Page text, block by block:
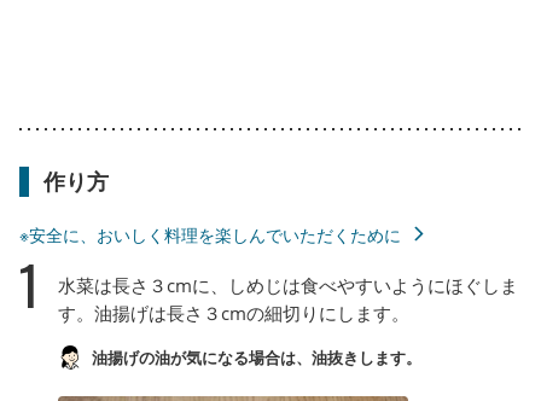
作り方
※安全に、おいしく料理を楽しんでいただくために
1
水菜は長さ３cmに、しめじは食べやすいようにほぐしま
す。油揚げは長さ３cmの細切りにします。
油揚げの油が気になる場合は、油抜きします。